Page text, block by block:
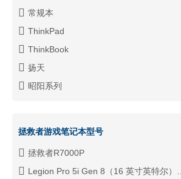
常规本
ThinkPad
ThinkBook
扬天
昭阳系列
拯救者游戏笔记本型号
拯救者R7000P
Legion Pro 5i Gen 8（16 英寸英特尔）游戏笔记本电脑